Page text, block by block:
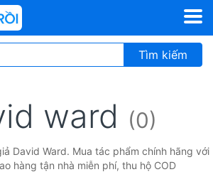
Tìm kiếm
ward (0)
David Ward. Mua tác phẩm chính hãng với
hàng tận nhà miễn phí, thu hộ COD